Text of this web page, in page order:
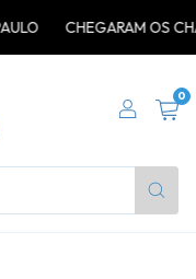
CHEGARAM OS
0